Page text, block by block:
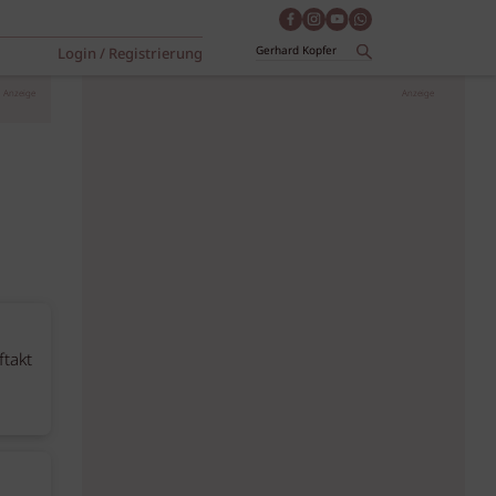
Login / Registrierung
Anzeige Anzeige